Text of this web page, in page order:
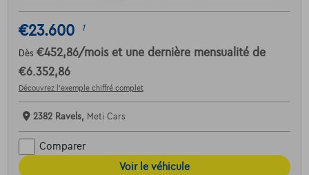
€23.600 1
Dès €452,86/mois et une dernière mensualité de
€6.352,86
Découvrez l’exemple chiffré complet
2382 Ravels, Meti Cars
Comparer
Voir le véhicule